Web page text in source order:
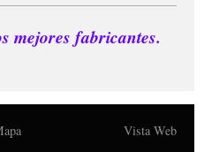
mejores fabricantes.
Vista Web